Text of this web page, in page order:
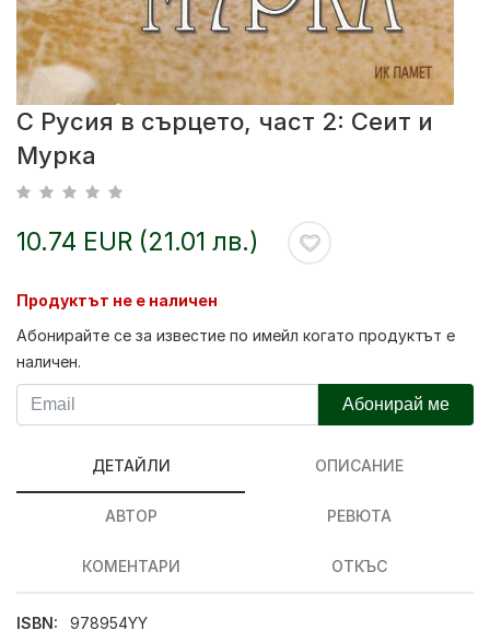
С Русия в сърцето, част 2: Сеит и
Мурка
10.74 EUR (21.01 лв.)
Продуктът не е наличен
Абонирайте се за известие по имейл когато продуктът е
наличен.
Абонирай ме
ДЕТАЙЛИ ОПИСАНИЕ
АВТОР РЕВЮТА
КОМЕНТАРИ ОТКЪС
ISBN:
978954YY